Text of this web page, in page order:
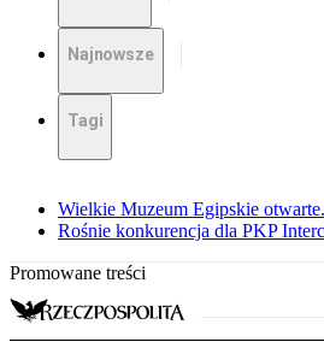
Najnowsze
Tagi
Wielkie Muzeum Egipskie
Rośnie konkurencja dla PKP
Promowane treści